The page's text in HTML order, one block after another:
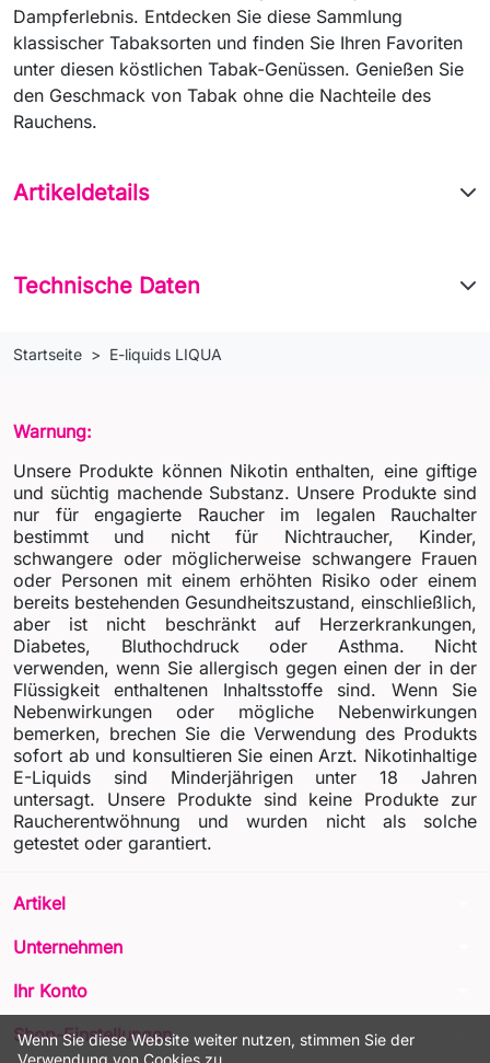
Wenn Sie diese Website weiter nutzen, stimmen Sie der
Verwendung von Cookies zu.
Dampferlebnis. Entdecken Sie diese Sammlung
klassischer Tabaksorten und finden Sie Ihren Favoriten
unter diesen köstlichen Tabak-Genüssen. Genießen Sie
den Geschmack von Tabak ohne die Nachteile des
Rauchens.
Artikeldetails
Technische Daten
Startseite E-liquids LIQUA
Warnung:
Unsere Produkte können Nikotin enthalten, eine giftige
und süchtig machende Substanz. Unsere Produkte sind
nur für engagierte Raucher im legalen Rauchalter
bestimmt und nicht für Nichtraucher, Kinder,
schwangere oder möglicherweise schwangere Frauen
oder Personen mit einem erhöhten Risiko oder einem
bereits bestehenden Gesundheitszustand, einschließlich,
aber ist nicht beschränkt auf Herzerkrankungen,
Diabetes, Bluthochdruck oder Asthma. Nicht
verwenden, wenn Sie allergisch gegen einen der in der
Flüssigkeit enthaltenen Inhaltsstoffe sind. Wenn Sie
Nebenwirkungen oder mögliche Nebenwirkungen
bemerken, brechen Sie die Verwendung des Produkts
sofort ab und konsultieren Sie einen Arzt. Nikotinhaltige
E-Liquids sind Minderjährigen unter 18 Jahren
untersagt. Unsere Produkte sind keine Produkte zur
Raucherentwöhnung und wurden nicht als solche
getestet oder garantiert.
Artikel
Unternehmen
Ihr Konto
Shop-Einstellungen